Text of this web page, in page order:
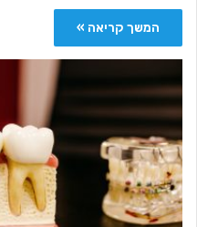
המשך קריאה »